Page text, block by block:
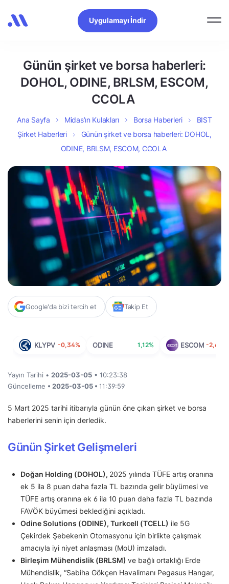
Uygulamayı İndir
Günün şirket ve borsa haberleri:
DOHOL, ODINE, BRLSM, ESCOM,
CCOLA
Ana Sayfa Midas’ın Kulakları Borsa Haberleri
BIST
Şirket Haberleri
Günün şirket ve borsa haberleri: DOHOL,
ODINE, BRLSM, ESCOM, CCOLA
Google'da bizi tercih et Takip Et
KLYPV -0,34% ODINE 1,12% ESCOM -2,60%
Yayın Tarihi • 2025-03-05 • 10:23:38
Güncelleme • 2025-03-05 • 11:39:59
5 Mart 2025 tarihi itibarıyla günün öne çıkan şirket ve borsa
haberlerini senin için derledik.
Günün Şirket Gelişmeleri
Doğan Holding (DOHOL), 2025 yılında TÜFE artış oranına
ek 5 ila 8 puan daha fazla TL bazında gelir büyümesi ve
TÜFE artış oranına ek 6 ila 10 puan daha fazla TL bazında
FAVÖK büyümesi beklediğini açıkladı.
Odine Solutions (ODINE), Turkcell (TCELL) ile 5G
Çekirdek Şebekenin Otomasyonu için birlikte çalışmak
amacıyla iyi niyet anlaşması (MoU) imzaladı.
Birleşim Mühendislik (BRLSM) ve bağlı ortaklığı Erde
Mühendislik, “Sabiha Gökçen Havalimanı Pegasus Hangar,